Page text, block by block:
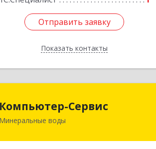
Отправить заявку
Показать контакты
Отправить заявку
Назад
Компьютер-Сервис
Минеральные воды
357202, Ставропольский край,